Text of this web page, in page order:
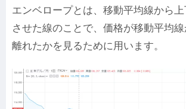
エンベロープとは、移動平均線から
させた線のことで、価格が移動平均
離れたかを見るために用います。